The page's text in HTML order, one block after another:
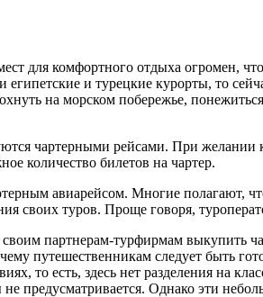
для комфортного отдыха огромен,
и турецкие курорты, то
на морском побережье,
чартерными рейсами. При желании
количество билетов на чартер.
авиарейсом. Многие полагают,
своих туров. Проще говоря,
партнерам-турфирмам выкупить
путешественникам следует быть
то есть, здесь нет разделения на
предусматривается. Однако эти